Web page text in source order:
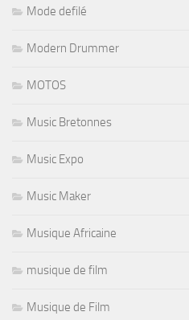
Mode defilé
Modern Drummer
MOTOS
Music Bretonnes
Music Expo
Music Maker
Musique Africaine
musique de film
Musique de Film